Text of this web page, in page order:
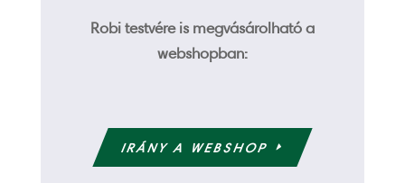
Robi testvére is megvásárolható a
webshopban:
IRÁNY A WEBSHOP